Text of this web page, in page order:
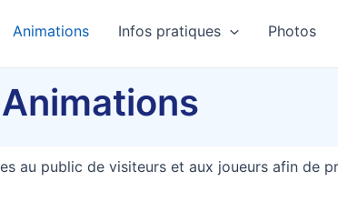
Animations Infos pratiques Photos
Animations
au public de visiteurs et aux joueurs afin de